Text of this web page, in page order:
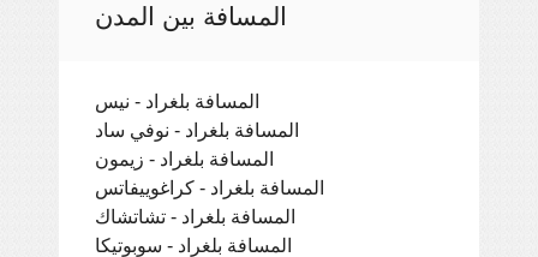
المسافة بين المدن
المسافة بلغراد - نيس
المسافة بلغراد - نوفي ساد
المسافة بلغراد - زيمون
المسافة بلغراد - كراغوييفاتس
المسافة بلغراد - تشاتشاك
المسافة بلغراد - سوبوتيكا